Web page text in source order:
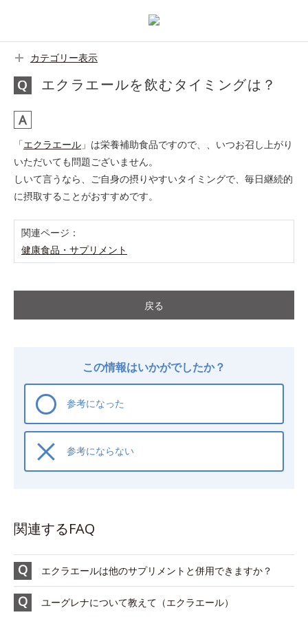
カテゴリー表示
エクラエールを飲むタイミングは？
「エクラエール 」は栄養補助食品ですので、、いつお召し上がり
いただいても問題ございません。
しいて言うなら、ご自身の摂りやすいタイミングで、毎日継続的
に摂取することがおすすめです。
関連ページ：
健康食品・サプリメント
戻る
この情報はいかがでしたか？
参考になった
参考にならない
関連するFAQ
エクラエールは他のサプリメントと併用できますか？
ユーグレナについて教えて（エクラエール）